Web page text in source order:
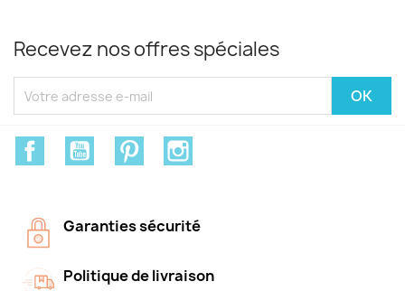
Recevez nos offres spéciales
FacebookYouTube Pinterest
Garanties sécurité
Politique de livraison